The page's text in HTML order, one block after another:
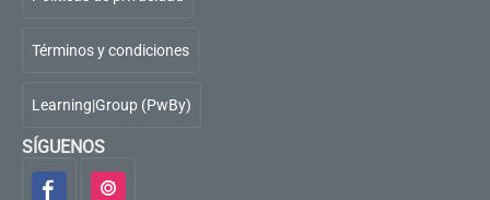
Términos y condiciones
Learning|Group (PwBy)
SÍGUENOS